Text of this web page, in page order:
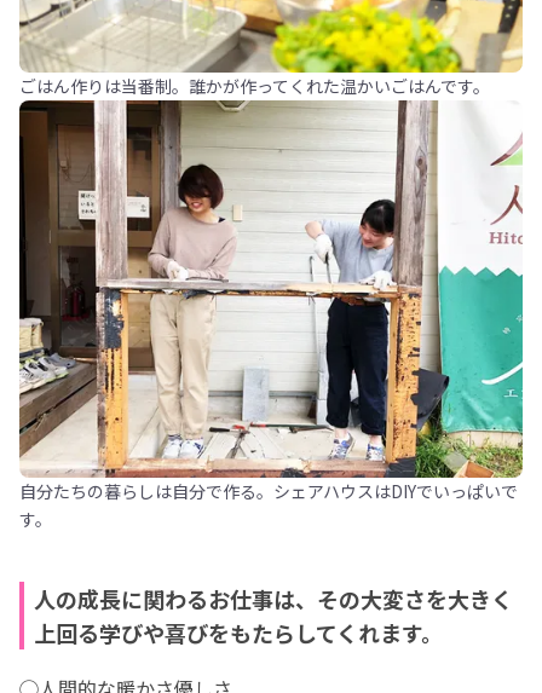
ごはん作りは当番制。誰かが作ってくれた温かいごはんです。
自分たちの暮らしは自分で作る。シェアハウスはDIYでいっぱいで
す。
人の成長に関わるお仕事は、その大変さを大きく
上回る学びや喜びをもたらしてくれます。